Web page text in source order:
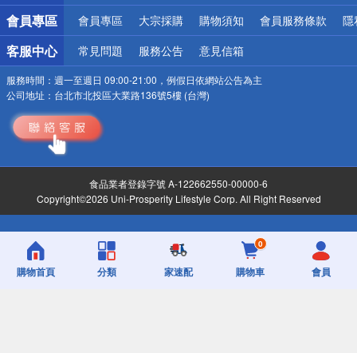
會員專區 會員專區 大宗採購 購物須知 會員服務條款 隱
客服中心 常見問題 服務公告 意見信箱
服務時間： 週一至週日 09:00-21:00，例假日依網站公告為主
公司地址： 台北市北投區大業路136號5樓 (台灣)
食品業者登錄字號 A-122662550-00000-6
Copyright©2026 Uni-Prosperity Lifestyle Corp. All Right Reserved
購物首頁 分類 家速配
0
購物車 會員